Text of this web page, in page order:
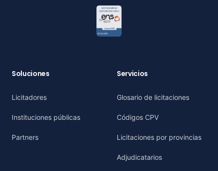
Soluciones
Licitadores
Instituciones públicas
Partners
Servicios
Glosario de licitaciones
Códigos CPV
Licitaciones por provincias
Adjudicatarios